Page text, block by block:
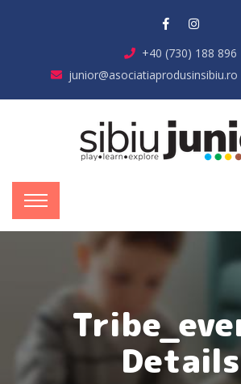
+40 (730) 188 896
junior@asociatiaprodusinsibiu.ro
Details